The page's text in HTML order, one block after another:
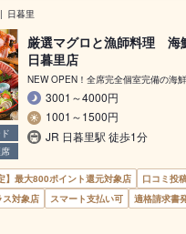
日暮里
厳選マグロと漁師料理 海
日暮里店
NEW OPEN！全席完全個室完備の海
3001～4000円
1001～1500円
JR 日暮里駅 徒歩1分
】最大800ポイント還元対象店
口コミ投
ス対象店
スマート支払い可 適格請求書